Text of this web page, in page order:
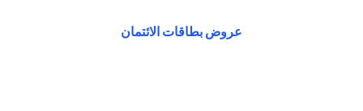
عروض بطاقات الائتمان